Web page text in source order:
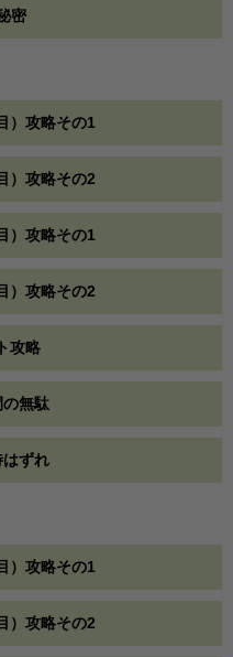
密
）攻略その1
）攻略その2
）攻略その1
）攻略その2
攻略
の無駄
はずれ
）攻略その1
）攻略その2